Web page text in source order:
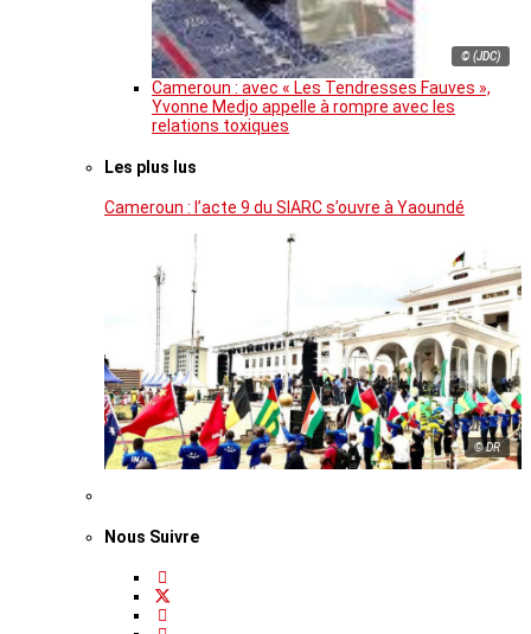
© (JDC)
Cameroun : avec « Les Tendresses Fauves »,
Yvonne Medjo appelle à rompre avec les
relations toxiques
Les plus lus
Cameroun : l’acte 9 du SIARC s’ouvre à Yaoundé
© DR
Nous Suivre